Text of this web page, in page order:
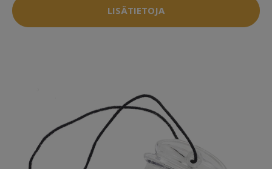
LISÄTIETOJA